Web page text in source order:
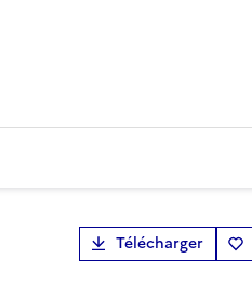
Télécharger